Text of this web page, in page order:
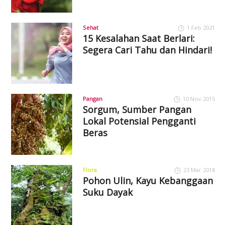
Sehat 1 Feb 2021
15 Kesalahan Saat Berlari:
Segera Cari Tahu dan Hindari!
Pangan 10 Nov 2015
Sorgum, Sumber Pangan
Lokal Potensial Pengganti
Beras
Flora 23 Mar 2018
Pohon Ulin, Kayu Kebanggaan
Suku Dayak